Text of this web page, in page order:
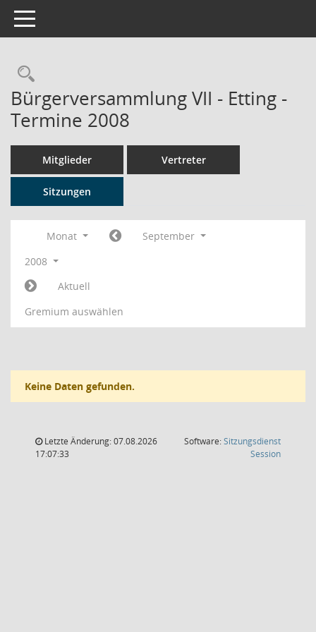
Toggle navigation
Rechercheauswahl
Bürgerversammlung VII - Etting -
Termine 2008
Mitglieder Vertreter
Sitzungen
Monat
September
2008
Aktuell
Gremium auswählen
Keine Daten gefunden.
Letzte Änderung: 07.08.2026
17:07:33
Software:Sitzungsdienst
Session(Wird in